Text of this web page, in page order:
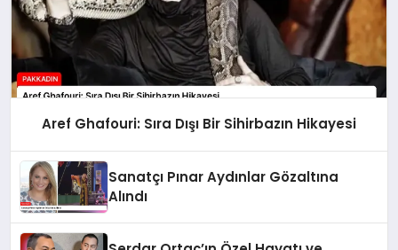
Aref Ghafouri: Sıra Dışı Bir Sihirbazın Hikayesi
Sanatçı Pınar Aydınlar Gözaltına
Alındı